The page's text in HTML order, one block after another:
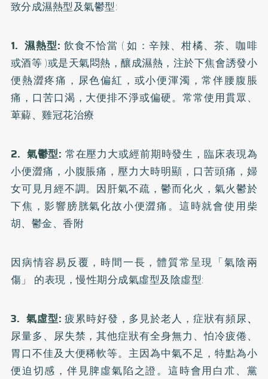
致分成濕熱型及氣鬱型:
1. 濕熱型: 飲食不恰當 ( 如：辛辣、柑橘、茶、咖啡
或酒等 )或是天氣悶熱，釀成濕熱，注於下焦會誘發小
便熱澀疼痛，尿色偏紅，或小便渾濁，常伴腰腹脹
痛，口苦口渴，大便排不淨或偏硬。常常使用貫眾、
萆薢、雞冠花治療
2. 氣鬱型: 常在壓力大或經前期時發生，臨床表現為
小便澀痛，小腹脹痛，壓力大時明顯，口苦頭痛，婦
女可見月經不調。因肝氣不疏，鬱而化火，氣火鬱於
下焦，影響膀胱氣化故小便澀痛。這時就會使用柴
胡、鬱金、香附
因病情容易反覆，時間一長，體質常呈現「氣陰兩
傷」 的表現，慢性期分成氣虛型及陰虛型:
3. 氣虛型: 疲累時好發，多見於老人，症狀有頻尿、
尿量多、尿失禁，其他症狀有全身無力、怕冷疲倦、
胃口不佳及大便稀軟等。主因為中氣不足，特點為小
便迫切感，伴見脾虛氣陷之證。這時會用白朮、黨